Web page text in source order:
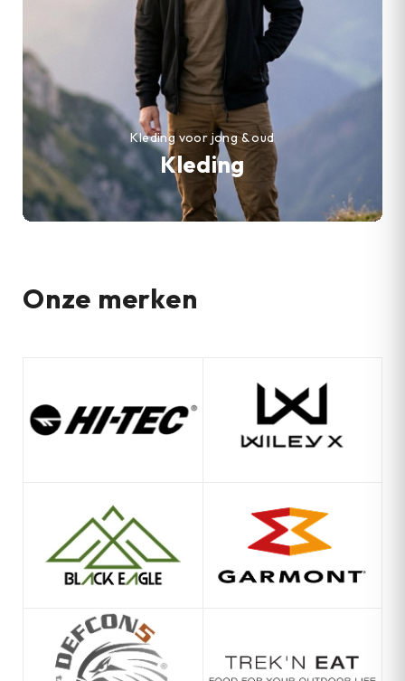
Kleding
Kleding voor jong & oud
Onze merken